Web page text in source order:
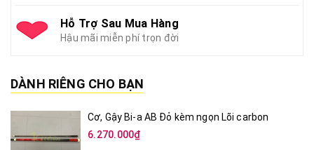
Hỗ Trợ Sau Mua Hàng
Hậu mãi miễn phí trọn đời
DÀNH RIÊNG CHO BẠN
Cơ, Gậy Bi-a AB Đỏ kèm ngọn Lõi carbon
6.270.000₫